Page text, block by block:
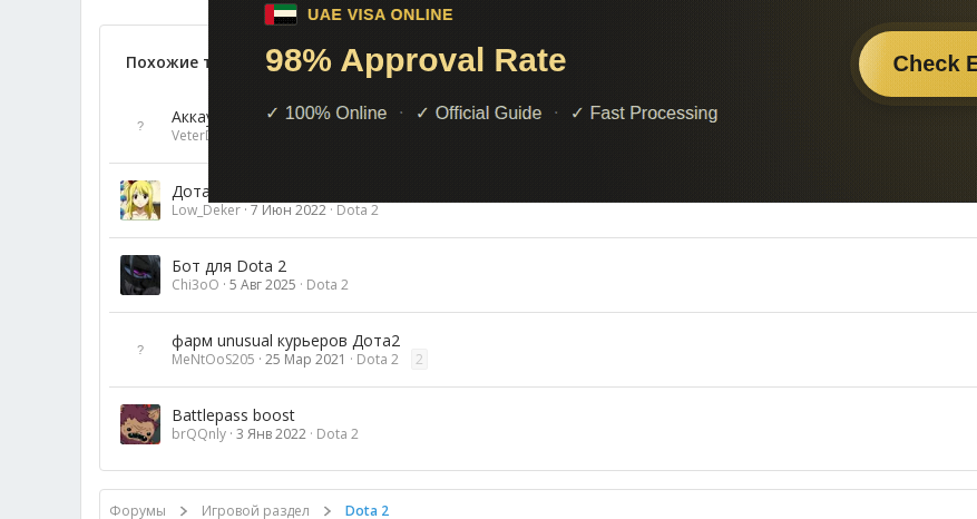
Похожие темы
Аккаунт дота 6750 ммр
VeterD
Дота2 Как распаковать все сеты сразу?
Low_Deker 7 Июн 2022 Dota 2
Бот для Dota 2
Chi3oO 5 Авг 2025 Dota 2
фарм unusual курьеров Дота2
MeNtOoS205 25 Мар 2021 Dota 2 2
Battlepass boost
brQQnly 3 Янв 2022 Dota 2
Форумы Игровой раздел Dota 2